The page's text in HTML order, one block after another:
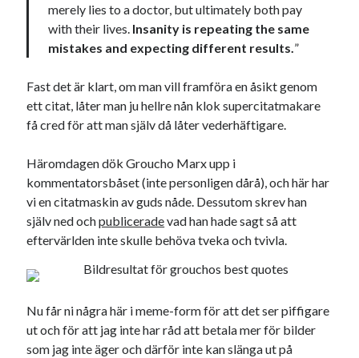
Godisbrödet från himlen
Köttfärslimpan på allas läppar
Länkskolan
Vad ska du laga för mat idag? (Recept!)
Logga in
Flöde för inlägg
Flöde för kommentarer
WordPress.org
Pejpalla!
merely lies to a doctor, but ultimately both pay
with their lives. Insanity is repeating the same
mistakes and expecting different results.”
Fast det är klart, om man vill framföra en åsikt genom
ett citat, låter man ju hellre nån klok supercitatmakare
få cred för att man själv då låter vederhäftigare.
Häromdagen dök Groucho Marx upp i
kommentatorsbåset (inte personligen dårå), och här har
vi en citatmaskin av guds nåde. Dessutom skrev han
själv ned ochpubliceradevad han hade sagt så att
eftervärlden inte skulle behöva tveka och tvivla.
Nu får ni några här i meme-form för att det ser piffigare
ut och för att jag inte har råd att betala mer för bilder
som jag inte äger och därför inte kan slänga ut på